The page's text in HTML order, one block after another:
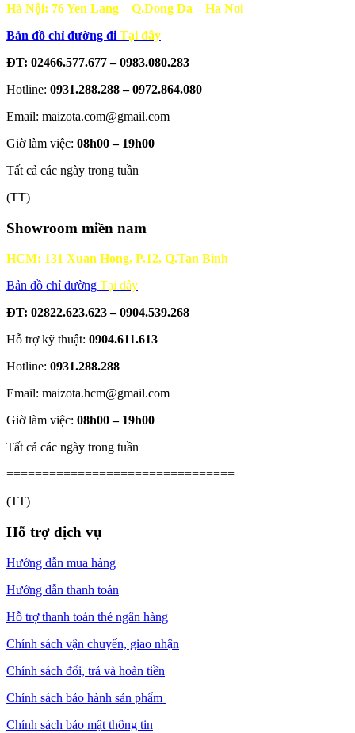
Hà Nội: 76 Yen Lang – Q.Dong Da – Ha Noi
Bản đồ chỉ đường đi Tại đây
ĐT: 02466.577.677 – 0983.080.283
Hotline: 0931.288.288 – 0972.864.080
Email: maizota.com@gmail.com
Giờ làm việc: 08h00 – 19h00
Tất cả các ngày trong tuần
(TT)
Showroom miền nam
HCM: 131 Xuan Hong, P.12, Q.Tan Binh
Bản đồ chỉ đường Tại đây
ĐT: 02822.623.623 – 0904.539.268
Hỗ trợ kỹ thuật: 0904.611.613
Hotline: 0931.288.288
Email: maizota.hcm@gmail.com
Giờ làm việc: 08h00 – 19h00
Tất cả các ngày trong tuần
================================
(TT)
Hỗ trợ dịch vụ
Hướng dẫn mua hàng
Hướng dẫn thanh toán
Hỗ trợ thanh toán thẻ ngân hàng
Chính sách vận chuyển, giao nhận
Chính sách đổi, trả và hoàn tiền
Chính sách bảo hành sản phẩm
Chính sách bảo mật thông tin